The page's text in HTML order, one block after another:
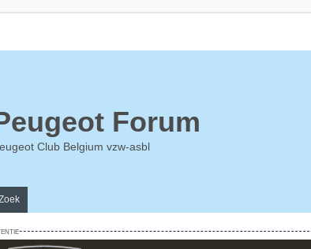
Forum
Club Belgium vzw-asbl